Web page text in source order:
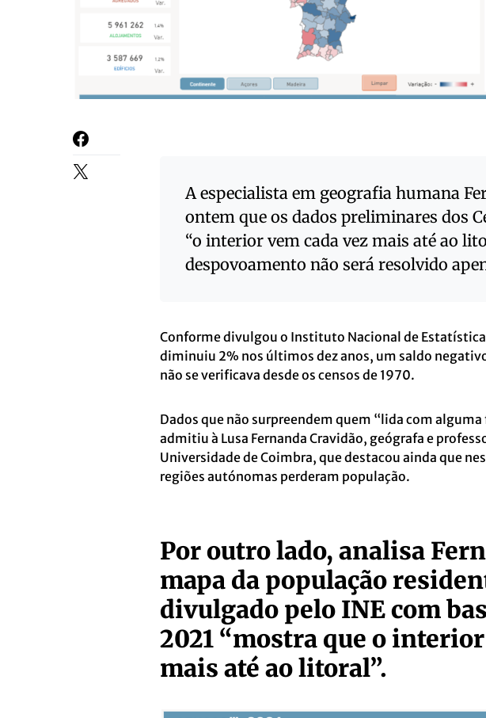
A especialista em geografia humana
ontem que os dados preliminares dos
“o interior vem cada vez mais até ao
despovoamento não será resolvido
Conforme divulgou o Instituto Nacional de
diminuiu 2% nos últimos dez anos, um saldo
não se verificava desde os censos de 1970.
Dados que não surpreendem quem “lida com
admitiu à Lusa Fernanda Cravidão, geógrafa e
Universidade de Coimbra, que destacou ainda que
regiões autónomas perderam população.
Por outro lado, analisa
mapa da população
divulgado pelo INE com
2021 “mostra que o
mais até ao litoral”.